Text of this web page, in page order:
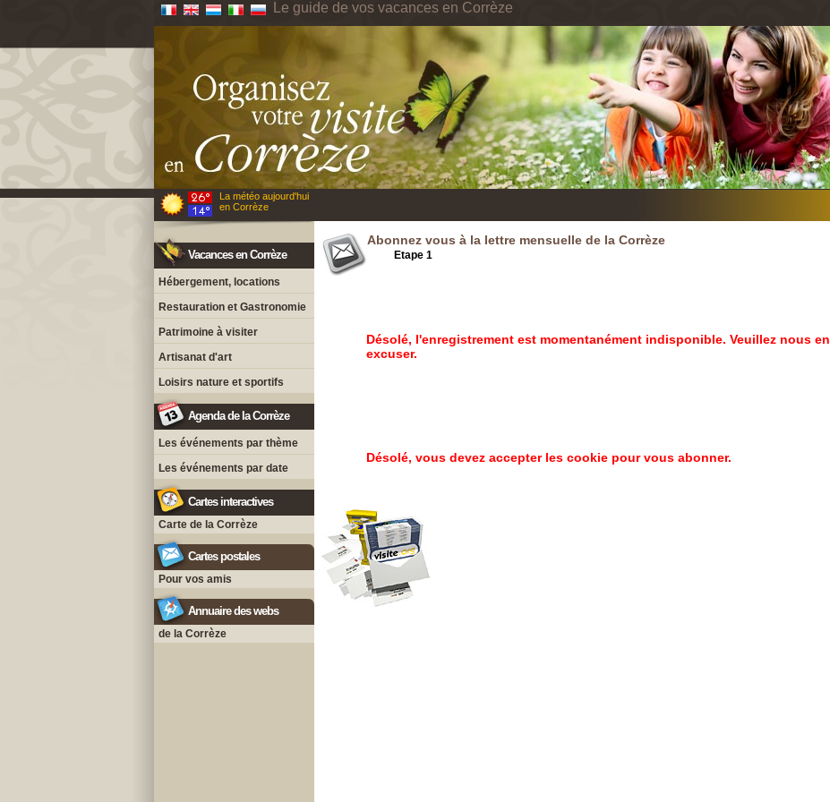
Le guide de vos vacances en Corrèze
La météo aujourd'hui
en Corrèze
Vacances en Corrèze
Hébergement, locations
Restauration et Gastronomie
Patrimoine à visiter
Artisanat d'art
Loisirs nature et sportifs
Agenda de la Corrèze
Les événements par thème
Les événements par date
Cartes interactives
Carte de la Corrèze
Cartes postales
Pour vos amis
Annuaire des webs
de la Corrèze
Abonnez vous à la lettre mensuelle de la Corrèze
Etape 1
Désolé, l'enregistrement est momentanément indisponible. Veuillez nous en
excuser.
Désolé, vous devez accepter les cookie pour vous abonner.